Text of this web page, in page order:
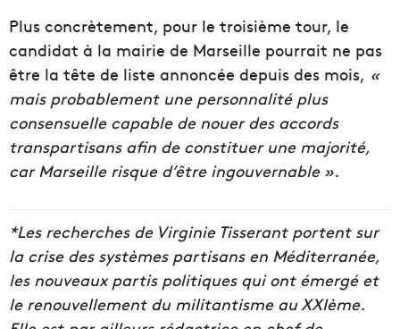
Plus concrètement, pour le troisième tour, le
candidat à la mairie de Marseille pourrait ne pas
être la tête de liste annoncée depuis des mois, «
mais probablement une personnalité plus
consensuelle capable de nouer des accords
transpartisans afin de constituer une majorité,
car Marseille risque d’être ingouvernable ».
*Les recherches de Virginie Tisserant portent sur
la crise des systèmes partisans en Méditerranée,
les nouveaux partis politiques qui ont émergé et
le renouvellement du militantisme au XXIème.